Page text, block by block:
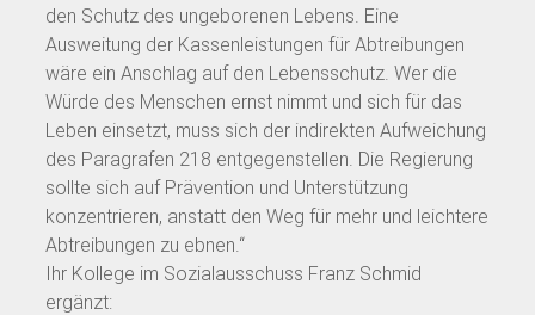
den Schutz des ungeborenen Lebens. Eine
Ausweitung der Kassenleistungen für Abtreibungen
wäre ein Anschlag auf den Lebensschutz. Wer die
Würde des Menschen ernst nimmt und sich für das
Leben einsetzt, muss sich der indirekten Aufweichung
des Paragrafen 218 entgegenstellen. Die Regierung
sollte sich auf Prävention und Unterstützung
konzentrieren, anstatt den Weg für mehr und leichtere
Abtreibungen zu ebnen.“
Ihr Kollege im Sozialausschuss Franz Schmid
ergänzt: